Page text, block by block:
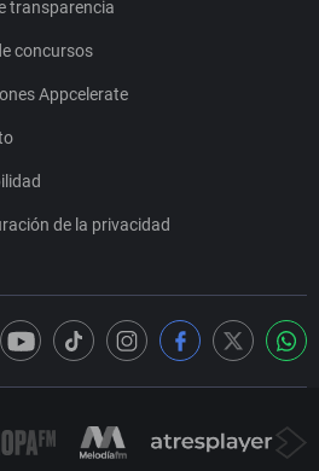
transparencia
concursos
Appcelerate
de la privacidad